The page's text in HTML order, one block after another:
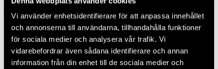
Vi använder enhetsidentifierare för att anpassa innehållet
och annonserna till användarna, tillhandahålla funktioner
för sociala medier och analysera vår trafik. Vi
vidarebefordrar även sådana identifierare och annan
information från din enhet till de sociala medier och
Vi har If:s fulla förtroende genom hela
handläggningen av skadan.